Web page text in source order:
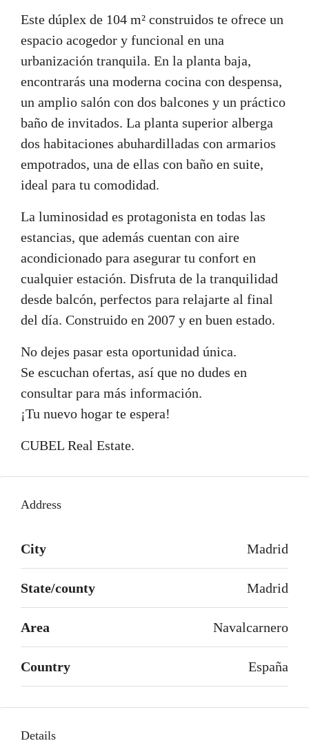
Este dúplex de 104 m² construidos te ofrece un
espacio acogedor y funcional en una
urbanización tranquila. En la planta baja,
encontrarás una moderna cocina con despensa,
un amplio salón con dos balcones y un práctico
baño de invitados. La planta superior alberga
dos habitaciones abuhardilladas con armarios
empotrados, una de ellas con baño en suite,
ideal para tu comodidad.
La luminosidad es protagonista en todas las
estancias, que además cuentan con aire
acondicionado para asegurar tu confort en
cualquier estación. Disfruta de la tranquilidad
desde balcón, perfectos para relajarte al final
del día. Construido en 2007 y en buen estado.
No dejes pasar esta oportunidad única.
Se escuchan ofertas, así que no dudes en
consultar para más información.
¡Tu nuevo hogar te espera!
CUBEL Real Estate.
Address
City Madrid
State/county Madrid
Area Navalcarnero
Country España
Details